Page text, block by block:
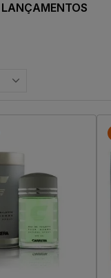
LANÇAMENTOS